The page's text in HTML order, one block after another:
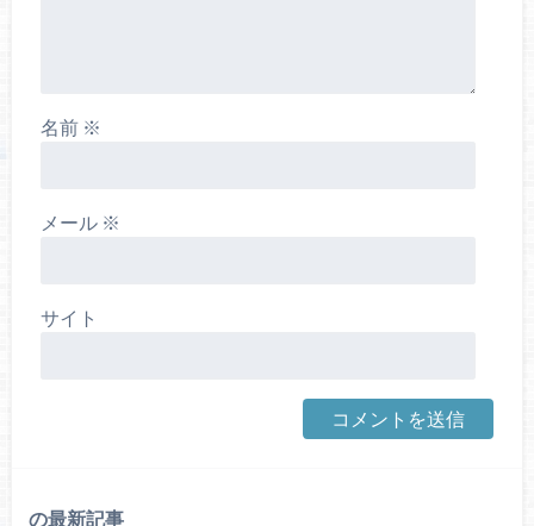
名前 ※
メール ※
サイト
の最新記事